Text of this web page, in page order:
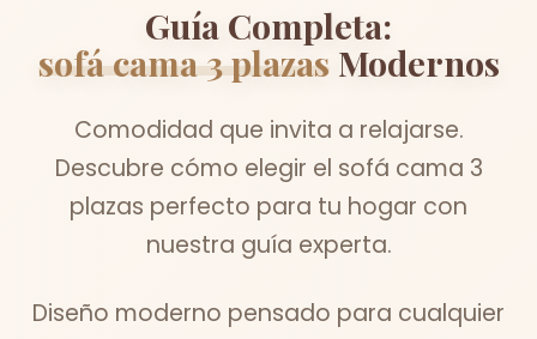
Guía Completa:
sofá cama 3 plazasModernos
Comodidad que invita a relajarse.
Descubre cómo elegir el sofá cama 3
plazas perfecto para tu hogar con
nuestra guía experta.
Diseño moderno pensado para cualquier